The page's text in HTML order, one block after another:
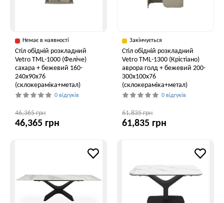
Немає в наявності
Стіл обідній розкладний
Vetro ТМL-1000 (Феліче)
сахара + бежевий 160-
240x90x76
(склокераміка+метал)
0 відгуків
46,365 грн
46,365 грн
Закінчується
Стіл обідній розкладний
Vetro TML-1300 (Крістіано)
аврора голд + бежевий 200-
300x100x76
(склокераміка+метал)
0 відгуків
61,835 грн
61,835 грн